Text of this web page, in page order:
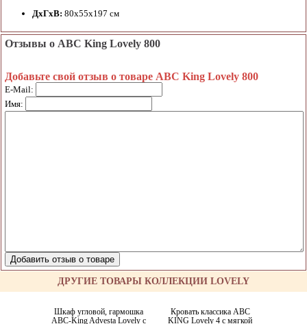
ДхГхВ: 80х55х197 см
Отзывы о ABC King Lovely 800
Добавьте свой отзыв о товаре ABC King Lovely 800
E-Mail:
Имя:
ДРУГИЕ ТОВАРЫ КОЛЛЕКЦИИ LOVELY
Шкаф угловой, гармошка
ABC-King Advesta Lovely с
Кровать классика ABC
KING Lovely 4 с мягкой